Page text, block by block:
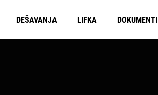
DEŠAVANJA LIFKA DOKUMENTI